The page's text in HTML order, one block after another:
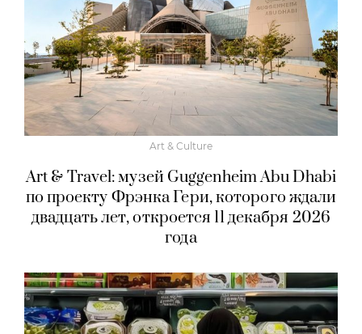
Art & Culture
Art & Travel: музей Guggenheim Abu Dhabi
по проекту Фрэнка Гери, которого ждали
двадцать лет, откроется 11 декабря 2026
года